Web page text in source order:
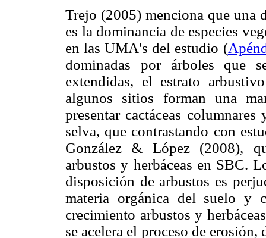
Trejo (2005) menciona que una
es la dominancia de especies
en las UMA's del estudio (
dominadas por árboles que
extendidas, el estrato
algunos sitios forman una
presentar cactáceas
selva, que contrastando con
González & López (2008),
arbustos y herbáceas en SBC.
disposición de arbustos es
materia orgánica del suelo y
crecimiento arbustos y
se acelera el proceso de